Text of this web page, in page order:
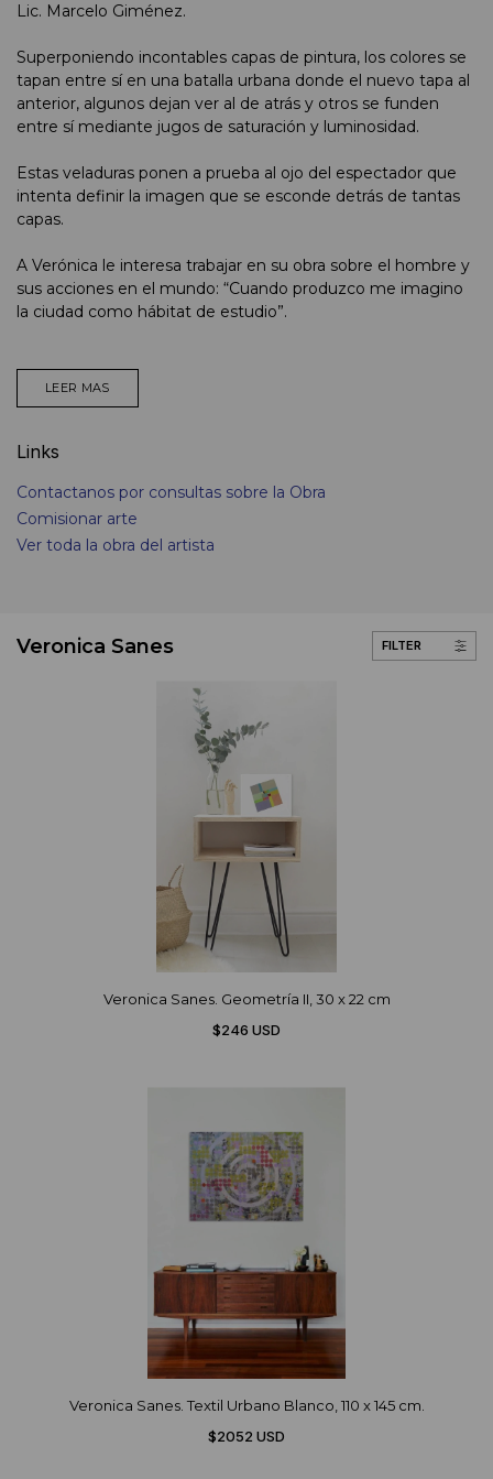
Lic. Marcelo Giménez.
Superponiendo incontables capas de pintura, los colores se
tapan entre sí en una batalla urbana donde el nuevo tapa al
anterior, algunos dejan ver al de atrás y otros se funden
entre sí mediante jugos de saturación y luminosidad.
Estas veladuras ponen a prueba al ojo del espectador que
intenta definir la imagen que se esconde detrás de tantas
capas.
A Verónica le interesa trabajar en su obra sobre el hombre y
sus acciones en el mundo: “Cuando produzco me imagino
la ciudad como hábitat de estudio”.
LEER MAS
Links
Contactanos por consultas sobre la Obra
Comisionar arte
Ver toda la obra del artista
Veronica Sanes FILTER
Veronica Sanes. Geometría II, 30 x 22 cm
$246 USD
Veronica Sanes. Textil Urbano Blanco, 110 x 145 cm.
$2052 USD